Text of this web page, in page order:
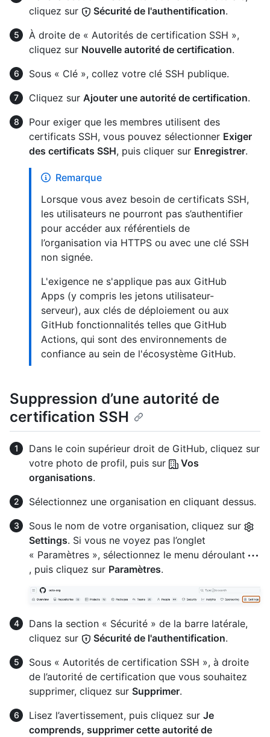
cliquez sur
Sécurité de l'authentification.
À droite de « Autorités de certification SSH »,
cliquez sur Nouvelle autorité de certification.
Sous « Clé », collez votre clé SSH publique.
Cliquez sur Ajouter une autorité de certification.
Pour exiger que les membres utilisent des
certificats SSH, vous pouvez sélectionner Exiger
des certificats SSH, puis cliquer sur Enregistrer.
Remarque
Lorsque vous avez besoin de certificats SSH,
les utilisateurs ne pourront pas s’authentifier
pour accéder aux référentiels de
l’organisation via HTTPS ou avec une clé SSH
non signée.
L'exigence ne s'applique pas aux GitHub
Apps (y compris les jetons utilisateur-
serveur), aux clés de déploiement ou aux
GitHub fonctionnalités telles que GitHub
Actions, qui sont des environnements de
confiance au sein de l'écosystème GitHub.
Suppression d’une autorité de
certification SSH
Dans le coin supérieur droit de GitHub, cliquez sur
votre photo de profil, puis sur
Vos
organisations.
Sélectionnez une organisation en cliquant dessus.
Sous le nom de votre organisation, cliquez sur
Settings. Si vous ne voyez pas l’onglet
« Paramètres », sélectionnez le menu déroulant
, puis cliquez sur Paramètres.
Dans la section « Sécurité » de la barre latérale,
cliquez sur
Sécurité de l'authentification.
Sous « Autorités de certification SSH », à droite
de l’autorité de certification que vous souhaitez
supprimer, cliquez sur Supprimer.
Lisez l’avertissement, puis cliquez sur Je
comprends, supprimer cette autorité de